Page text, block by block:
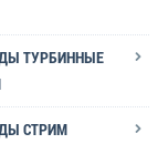
ТУРБИННЫЕ
СТРИМ